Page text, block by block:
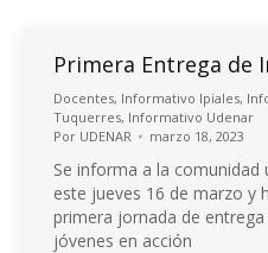
Primera Entrega de
Docentes, Informativo Ipiales,
Tuquerres, Informativo Udenar
Por UDENAR marzo 18, 2023
Se informa a la comunidad
este jueves 16 de marzo y
primera jornada de
jóvenes en acción